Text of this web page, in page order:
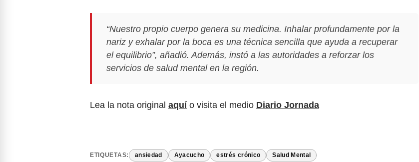
“Nuestro propio cuerpo genera su medicina. Inhalar profundamente por la
nariz y exhalar por la boca es una técnica sencilla que ayuda a recuperar
el equilibrio”, añadió. Además, instó a las autoridades a reforzar los
servicios de salud mental en la región.
Lea la nota original aquío visita el medio Diario Jornada
ETIQUETAS: ansiedad Ayacucho estrés crónico Salud Mental